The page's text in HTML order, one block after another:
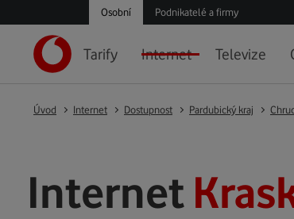
Osobní Podnikatelé a firmy
Tarify Internet Televize
Úvod Internet Dostupnost Pardubický kraj
Internet